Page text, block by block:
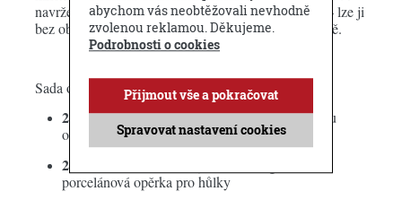
navržena tak, aby byla nejen krásná, ale i praktická – lze ji
bez obav mýt v myčce i používat v mikrovlnné troubě.
Sada obsahuje:
2× miska ZEN– průměr 7 cm (např. na sójovou
omáčku, zázvor nebo wasabi)
2× podstavec pod hůlky ZEN
porcelánová opěrka pro hůlky
abychom vás neobtěžovali nevhodně
zvolenou reklamou. Děkujeme.
Podrobnosti o cookies
Spravovat nastavení cookies
Přijmout vše a pokračovat